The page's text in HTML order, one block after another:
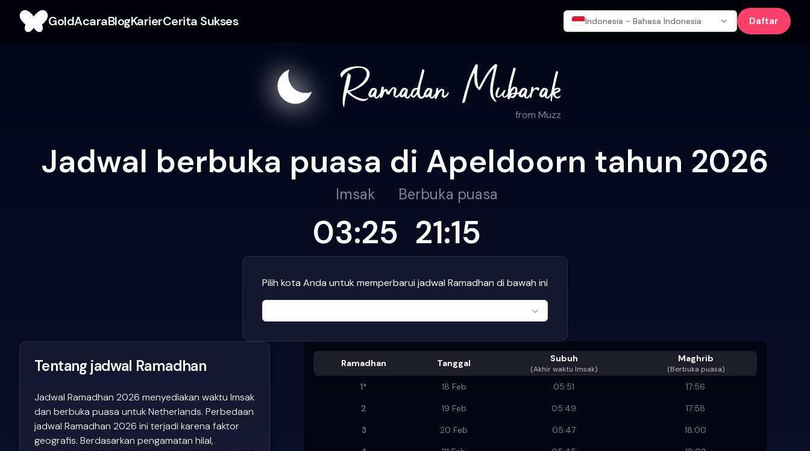
GoldAcaraBlogKarierCerita Sukses Indonesia - Bahasa Indonesia Daftar
from Muzz
Jadwal berbuka puasa di Apeldoorn tahun 2026
Imsak
03:25
Berbuka puasa
21:15
Pilih kota Anda untuk memperbarui jadwal Ramadhan di bawah ini
Ramadhan Tanggal Subuh
(Akhir waktu Imsak)
Maghrib
(Berbuka puasa)
1* 18 Feb 05:51
17:56
2
19 Feb 05:49
17:58
3
20 Feb 05:47
18:00
Tentang jadwal Ramadhan
Jadwal Ramadhan 2026 menyediakan waktu Imsak
dan berbuka puasa untuk Netherlands. Perbedaan
jadwal Ramadhan 2026 ini terjadi karena faktor
geografis. Berdasarkan pengamatan hilal,